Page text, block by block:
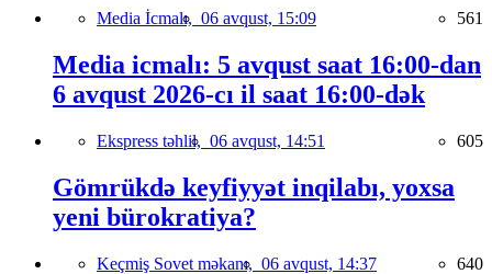
Media İcmalı, 06 avqust, 15:09 561
Media icmalı: 5 avqust saat 16:00-dan
6 avqust 2026-cı il saat 16:00-dək
Ekspress təhlil, 06 avqust, 14:51 605
Gömrükdə keyfiyyət inqilabı, yoxsa
yeni bürokratiya?
Keçmiş Sovet məkanı, 06 avqust, 14:37 640